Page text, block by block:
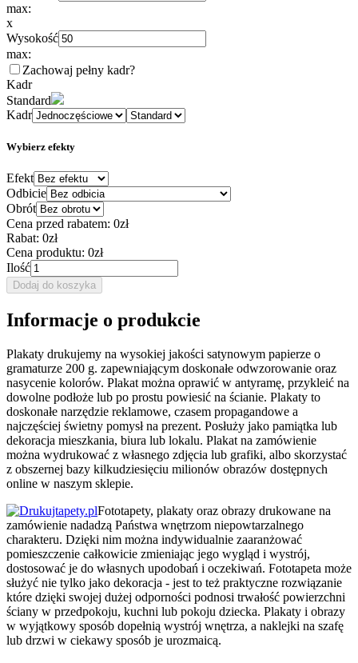
max:
x
Wysokość
max:
Zachowaj pełny kadr?
Kadr
Standard
Kadr
Wybierz efekty
Efekt
Odbicie
Obrót
Cena przed rabatem: 0zł
Rabat: 0zł
Cena produktu: 0zł
Ilość
Dodaj do koszyka
Informacje o produkcie
Plakaty drukujemy na wysokiej jakości satynowym papierze o
gramaturze 200 g. zapewniającym doskonałe odwzorowanie oraz
nasycenie kolorów. Plakat można oprawić w antyramę, przykleić na
dowolne podłoże lub po prostu powiesić na ścianie. Plakaty to
doskonałe narzędzie reklamowe, czasem propagandowe a
najczęściej świetny pomysł na prezent. Posłuży jako pamiątka lub
dekoracja mieszkania, biura lub lokalu. Plakat na zamówienie
można wydrukować z własnego zdjęcia lub grafiki, albo skorzystać
z obszernej bazy kilkudziesięciu milionów obrazów dostępnych
online w naszym sklepie.
Fototapety, plakaty oraz obrazy drukowane na
zamówienie nadadzą Państwa wnętrzom niepowtarzalnego
charakteru. Dzięki nim można indywidualnie zaaranżować
pomieszczenie całkowicie zmieniając jego wygląd i wystrój,
dostosować je do własnych upodobań i oczekiwań. Fototapeta może
służyć nie tylko jako dekoracja - jest to też praktyczne rozwiązanie
które dzięki swojej dużej odporności podnosi trwałość powierzchni
ściany w przedpokoju, kuchni lub pokoju dziecka. Plakaty i obrazy
w wyjątkowy sposób dopełnią wystrój wnętrza, a naklejki na szafę
lub drzwi w ciekawy sposób je urozmaicą.